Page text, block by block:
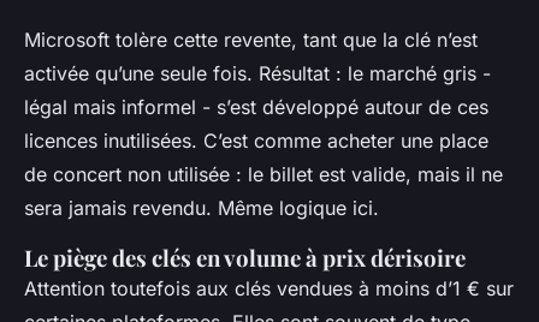
Microsoft tolère cette revente, tant que la clé n’est
activée qu’une seule fois. Résultat : le marché gris -
légal mais informel - s’est développé autour de ces
licences inutilisées. C’est comme acheter une place
de concert non utilisée : le billet est valide, mais il ne
sera jamais revendu. Même logique ici.
Le piège des clés en volume à prix dérisoire
Attention toutefois aux clés vendues à moins d’1 € sur